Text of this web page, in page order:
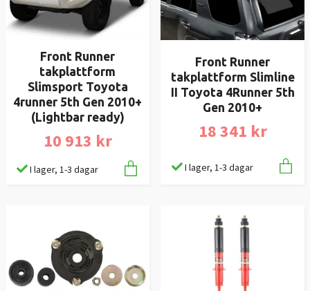
Front Runner
takplattform
Slimsport Toyota
4runner 5th Gen 2010+
(Lightbar ready)
10 913 kr
I lager, 1-3 dagar
Front Runner
takplattform Slimline
II Toyota 4Runner 5th
Gen 2010+
18 341 kr
I lager, 1-3 dagar